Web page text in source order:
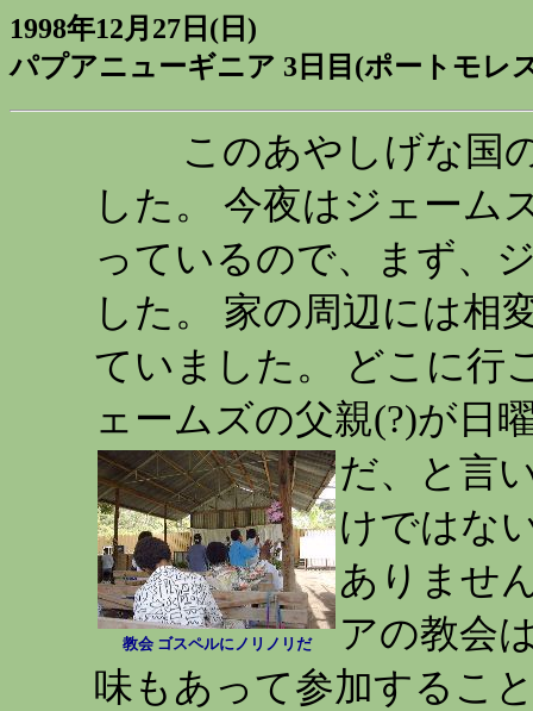
1998年12月27日(日)
パプアニューギニア 3日目(ポートモレ
このあやしげな国の
した。 今夜はジェーム
っているので、まず、
した。 家の周辺には相
ていました。 どこに行
ェームズの父親(?)が日
だ、と言
教会 ゴスペルにノリノリだ
けではな
ありませ
アの教会
味もあって参加するこ